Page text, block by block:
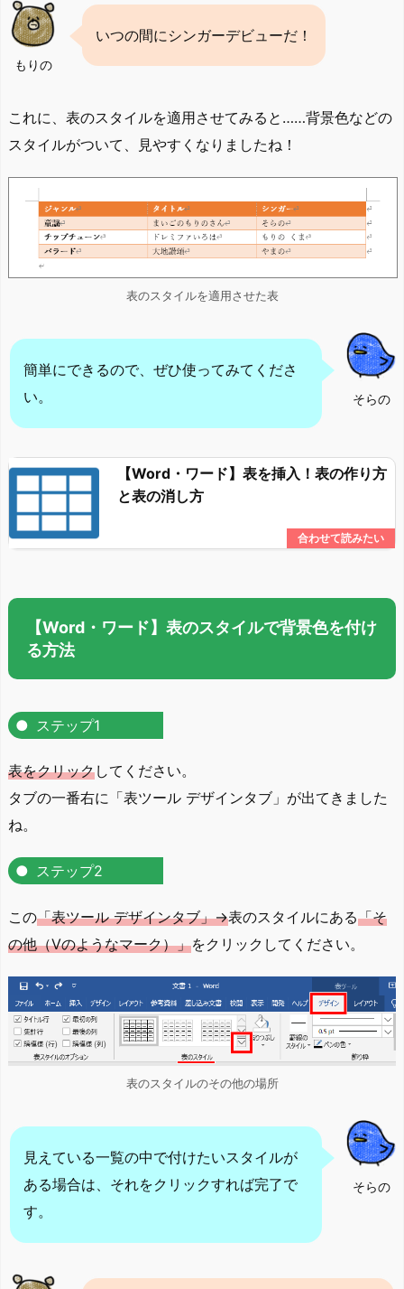
もりの
いつの間にシンガーデビューだ！
これに、表のスタイルを適用させてみると……背景色などの
スタイルがついて、見やすくなりましたね！
表のスタイルを適用させた表
そらの
簡単にできるので、ぜひ使ってみてくださ
い。
【Word・ワード】表を挿入！表の作り方
と表の消し方
【Word・ワード】表のスタイルで背景色を付け
る方法
ステップ1
表をクリックしてください。
タブの一番右に「表ツール デザインタブ」が出てきました
ね。
ステップ2
この「表ツール デザインタブ」→表のスタイルにある「そ
の他（Vのようなマーク）」をクリックしてください。
表のスタイルのその他の場所
そらの
見えている一覧の中で付けたいスタイルが
ある場合は、それをクリックすれば完了で
す。